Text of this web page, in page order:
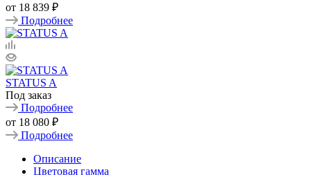
от 18 839 ₽
Подробнее
STATUS A
Под заказ
Подробнее
от 18 080 ₽
Подробнее
Описание
Цветовая гамма